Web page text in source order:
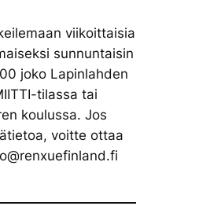
viikoittaisia
sunnuntaisin
joko Lapinlahden
tilassa tai
koulussa. Jos
voitte ottaa